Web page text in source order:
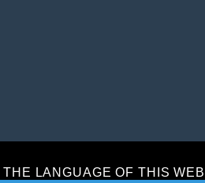
LANGUAGE OF THIS